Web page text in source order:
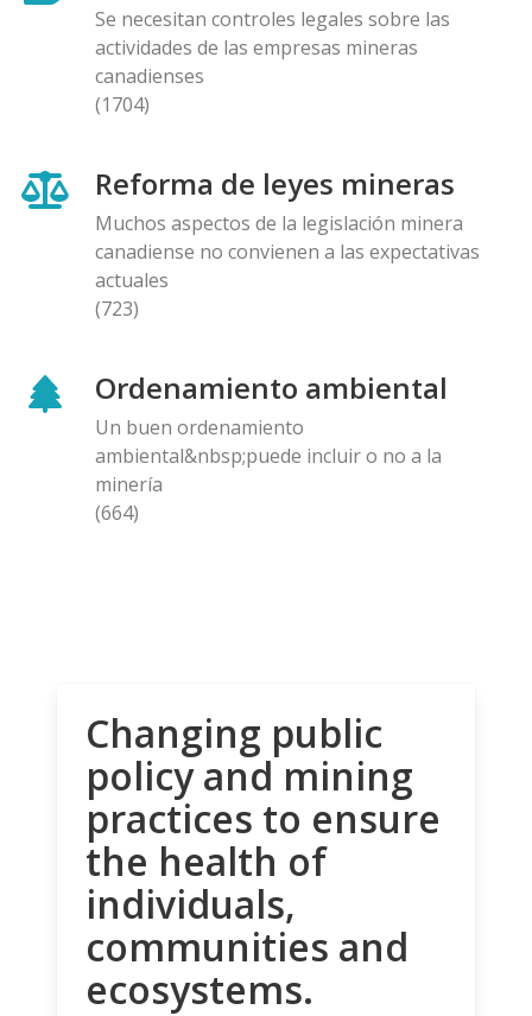
Se necesitan controles legales sobre las
actividades de las empresas mineras
canadienses
(1704)
Reforma de leyes mineras
Muchos aspectos de la legislación minera
canadiense no convienen a las expectativas
actuales
(723)
Ordenamiento ambiental
Un buen ordenamiento
ambiental&nbsp;puede incluir o no a la
minería
(664)
Changing public
policy and mining
practices to ensure
the health of
individuals,
communities and
ecosystems.